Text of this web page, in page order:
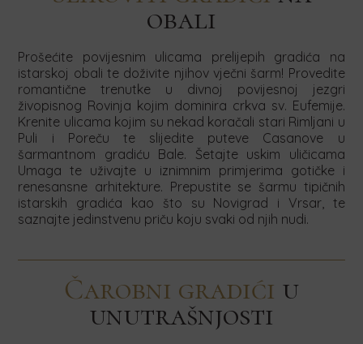
obali
Prošećite povijesnim ulicama prelijepih gradića na
istarskoj obali te doživite njihov vječni šarm! Provedite
romantične trenutke u divnoj povijesnoj jezgri
živopisnog Rovinja kojim dominira crkva sv. Eufemije.
Krenite ulicama kojim su nekad koračali stari Rimljani u
Puli i Poreču te slijedite puteve Casanove u
šarmantnom gradiću Bale. Šetajte uskim uličicama
Umaga te uživajte u iznimnim primjerima gotičke i
renesansne arhitekture. Prepustite se šarmu tipičnih
istarskih gradića kao što su Novigrad i Vrsar, te
saznajte jedinstvenu priču koju svaki od njih nudi.
Čarobni gradići u
unutrašnjosti